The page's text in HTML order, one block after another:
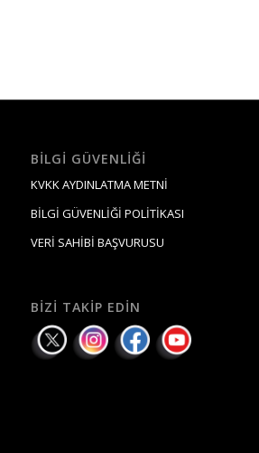
BILGI GÜVENLIĞI
KVKK AYDINLATMA METNİ
BİLGİ GÜVENLİĞİ POLİTİKASI
VERİ SAHİBİ BAŞVURUSU
BIZI TAKIP EDIN